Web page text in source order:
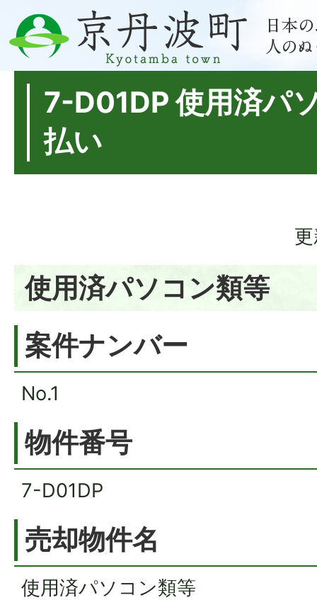
7-D01DP 使用済パ
払い
使用済パソコン類等
案件ナンバー
No.1
物件番号
7-D01DP
売却物件名
使用済パソコン類等